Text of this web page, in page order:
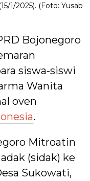
1/2025). (Foto: Yusab
Bojonegoro
siswa-siswi
Wanita
oven
.
Mitroatin
(sidak) ke
Sukowati,